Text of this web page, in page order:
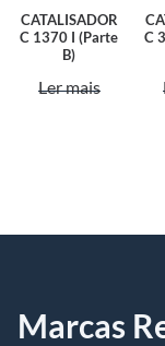
CATALISADOR
C 1370 I (Parte
B)
Ler mais
C
Marcas